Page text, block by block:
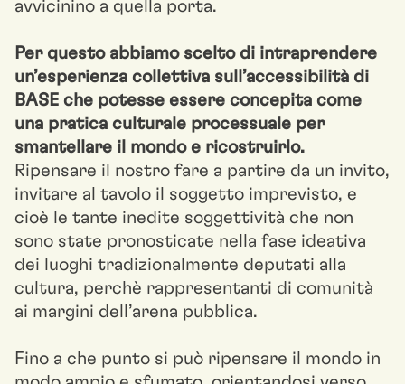
avvicinino a quella porta.
Per questo abbiamo scelto di intraprendere
un’esperienza collettiva sull’accessibilità di
BASE che potesse essere concepita come
una pratica culturale processuale per
smantellare il mondo e ricostruirlo.
Ripensare il nostro fare a partire da un invito,
invitare al tavolo il soggetto imprevisto, e
cioè le tante inedite soggettività che non
sono state pronosticate nella fase ideativa
dei luoghi tradizionalmente deputati alla
cultura, perchè rappresentanti di comunità
ai margini dell’arena pubblica.
Fino a che punto si può ripensare il mondo in